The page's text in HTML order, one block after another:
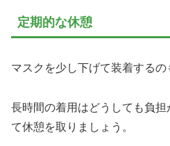
定期的な休憩
マスクを少し下げて装着するの
長時間の着用はどうしても負
て休憩を取りましょう。